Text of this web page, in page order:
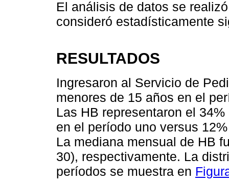
El análisis de datos se
consideró estadísticamente
RESULTADOS
Ingresaron al Servicio de
menores de 15 años en el
Las HB representaron el
en el período uno versus
La mediana mensual de HB
30), respectivamente. La
períodos se muestra en